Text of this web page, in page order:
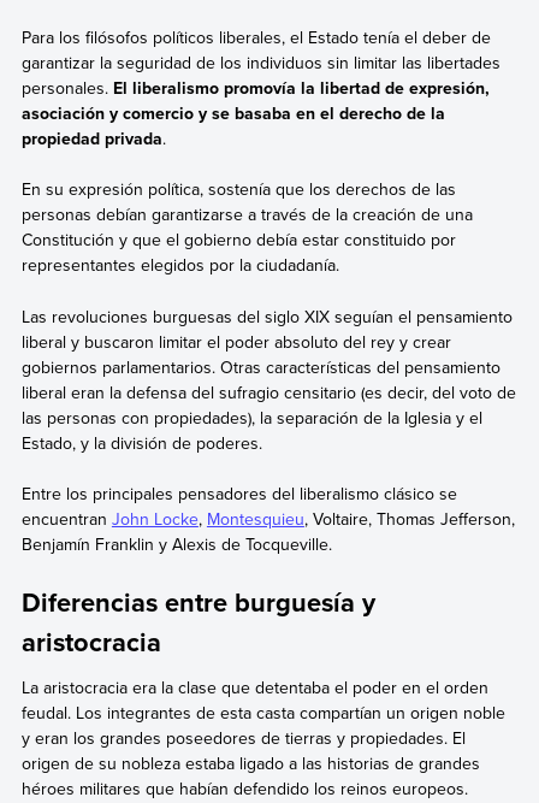
Para los filósofos políticos liberales, el Estado tenía el deber de
garantizar la seguridad de los individuos sin limitar las libertades
personales. El liberalismo promovía la libertad de expresión,
asociación y comercio y se basaba en el derecho de la
propiedad privada.
En su expresión política, sostenía que los derechos de las
personas debían garantizarse a través de la creación de una
Constitución y que el gobierno debía estar constituido por
representantes elegidos por la ciudadanía.
Las revoluciones burguesas del siglo XIX seguían el pensamiento
liberal y buscaron limitar el poder absoluto del rey y crear
gobiernos parlamentarios. Otras características del pensamiento
liberal eran la defensa del sufragio censitario (es decir, del voto de
las personas con propiedades), la separación de la Iglesia y el
Estado, y la división de poderes.
Entre los principales pensadores del liberalismo clásico se
encuentran John Locke, Montesquieu, Voltaire, Thomas Jefferson,
Benjamín Franklin y Alexis de Tocqueville.
Diferencias entre burguesía y
aristocracia
La aristocracia era la clase que detentaba el poder en el orden
feudal. Los integrantes de esta casta compartían un origen noble
y eran los grandes poseedores de tierras y propiedades. El
origen de su nobleza estaba ligado a las historias de grandes
héroes militares que habían defendido los reinos europeos.